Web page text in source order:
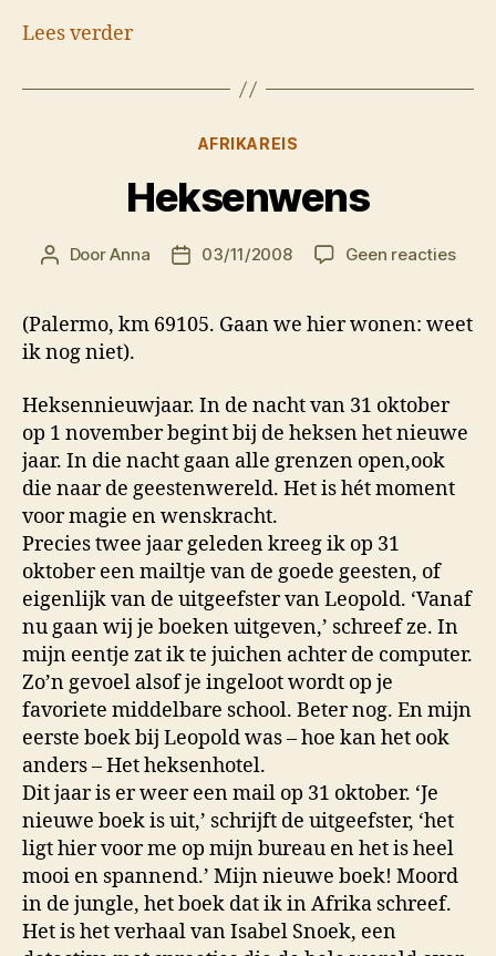
Lees verder
Categorieën
AFRIKAREIS
Heksenwens
Berichtauteur
DoorAnna Berichtdatum
03/11/2008 Geen reactiesop
(Palermo, km 69105. Gaan we hier wonen: weet
ik nog niet).
Heksennieuwjaar. In de nacht van 31 oktober
op 1 november begint bij de heksen het nieuwe
jaar. In die nacht gaan alle grenzen open,ook
die naar de geestenwereld. Het is hét moment
voor magie en wenskracht.
Precies twee jaar geleden kreeg ik op 31
oktober een mailtje van de goede geesten, of
eigenlijk van de uitgeefster van Leopold. ‘Vanaf
nu gaan wij je boeken uitgeven,’ schreef ze. In
mijn eentje zat ik te juichen achter de computer.
Zo’n gevoel alsof je ingeloot wordt op je
favoriete middelbare school. Beter nog. En mijn
eerste boek bij Leopold was – hoe kan het ook
anders – Het heksenhotel.
Dit jaar is er weer een mail op 31 oktober. ‘Je
nieuwe boek is uit,’ schrijft de uitgeefster, ‘het
ligt hier voor me op mijn bureau en het is heel
mooi en spannend.’ Mijn nieuwe boek! Moord
in de jungle, het boek dat ik in Afrika schreef.
Het is het verhaal van Isabel Snoek, een